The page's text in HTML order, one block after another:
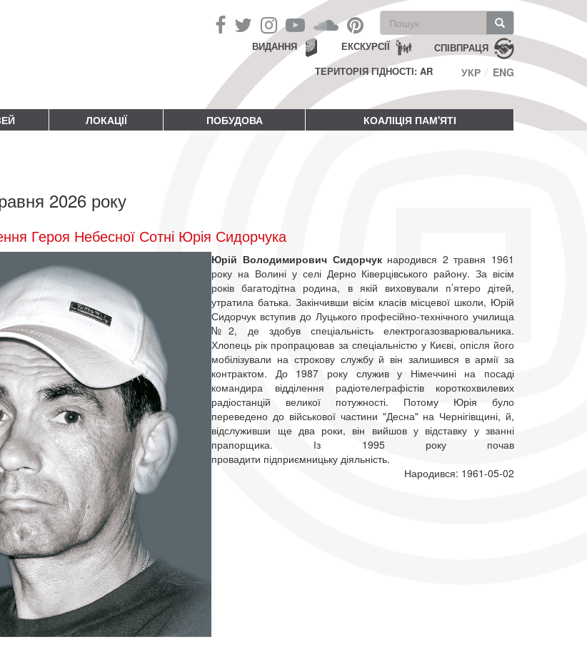
Пошукова
форма
Пошук СПІВПРАЦЯ
ЕКСКУРСІЇ
ВИДАННЯ
ТЕРИТОРІЯ ГІДНОСТІ: AR
УКР ENG
ЛОКАЦІЇ ПОБУДОВА КОАЛІЦІЯ ПАМ'ЯТІ
2026 року
Героя Небесної Сотні Юрія Сидорчука
Юрій Володимирович Сидорчукнародився 2 травня 1961
року на Волині у селі Дерно Ківерцівського району. За вісім
років багатодітна родина, в якій виховували п’ятеро дітей,
утратила батька. Закінчивши вісім класів місцевої школи, Юрій
Сидорчук вступив до Луцького професійно-технічного училища
№2, де здобув спеціальність електрогазозварювальника.
Хлопець рік пропрацював за спеціальністю у Києві, опісля його
мобілізували на строкову службу й він залишився в армії за
контрактом. До 1987 року служив у Німеччині на посаді
командира відділення радіотелеграфістів короткохвилевих
радіостанцій великої потужності. Потому Юрія було
переведено до військової частини "Десна" на Чернігівщині, й,
відслуживши ще два роки, він вийшов у відставку у званні
прапорщика. Із 1995 року почав
провадити підприємницьку діяльність.
Народився: 1961-05-02